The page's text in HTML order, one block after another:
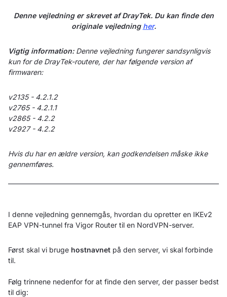
Denne vejledning er skrevet af DrayTek. Du kan finde den
originale vejledning her.
Vigtig information:Denne vejledning fungerer sandsynligvis
kun for de DrayTek-routere, der har følgende version af
firmwaren:
v2135 - 4.2.1.2
v2765 - 4.2.1.1
v2865 - 4.2.2
v2927 - 4.2.2
Hvis du har en ældre version, kan godkendelsen måske ikke
gennemføres.
I denne vejledning gennemgås, hvordan du opretter en IKEv2
EAP VPN-tunnel fra Vigor Router til en NordVPN-server.
Først skal vi bruge hostnavnet på den server, vi skal forbinde
til.
Følg trinnene nedenfor for at finde den server, der passer bedst
til dig: